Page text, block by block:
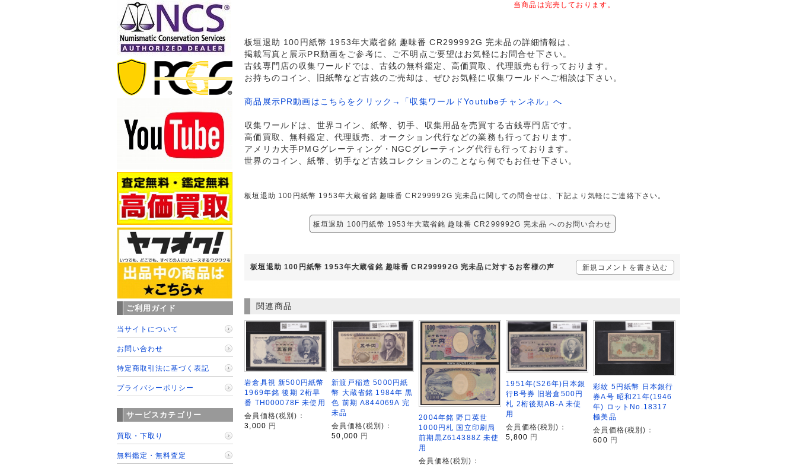
当商品は完売しております。
板垣退助 100円紙幣 1953年大蔵省銘 趣味番 CR299992G 完未品の詳細情報は、
掲載写真と展示PR動画をご参考に、ご不明点ご要望はお気軽にお問合せ下さい。
古銭専門店の収集ワールドでは、古銭の無料鑑定、高価買取、代理販売も行っております。
お持ちのコイン、旧紙幣など古銭のご売却は、ぜひお気軽に収集ワールドへご相談は下さい。
商品展示PR動画はこちらをクリック→「収集ワールドYoutubeチャンネル」へ
収集ワールドは、世界コイン、紙幣、切手、収集用品を売買する古銭専門店です。
高価買取、無料鑑定、代理販売、オークション代行などの業務も行っております。
アメリカ大手PMGグレーティング・NGCグレーティング代行も行っております。
世界のコイン、紙幣、切手など古銭コレクションのことなら何でもお任せ下さい。
板垣退助 100円紙幣 1953年大蔵省銘 趣味番 CR299992G 完未品に関しての問合せは、下記より気軽にご連絡下さい。
板垣退助 100円紙幣 1953年大蔵省銘 趣味番 CR299992G 完未品 へのお問い合わせ
板垣退助 100円紙幣 1953年大蔵省銘 趣味番 CR299992G 完未品に対するお客様の声 新規コメントを書き込む
関連商品
岩倉具視 新500円紙幣
1969年銘 後期 2桁早
番 TH000078F 未使用
会員価格(税別)：
3,000 円
新渡戸稲造 5000円紙
幣 大蔵省銘 1984年 黒
色 前期 A844069A 完
未品
会員価格(税別)：
50,000 円
2004年銘 野口英世
1000円札 国立印刷局
前期黒Z614388Z 未使
用
会員価格(税別)：
1951年(S26年)日本銀
行B号券 旧岩倉500円
札 2桁後期AB-A 未使
用
会員価格(税別)：
5,800 円
彩紋 5円紙幣 日本銀行
券A号 昭和21年(1946
年) ロットNo.18317
極美品
会員価格(税別)：
600 円
ご利用ガイド
当サイトについて
お問い合わせ
特定商取引法に基づく表記
プライバシーポリシー
サービスカテゴリー
買取・下取り
無料鑑定・無料査定